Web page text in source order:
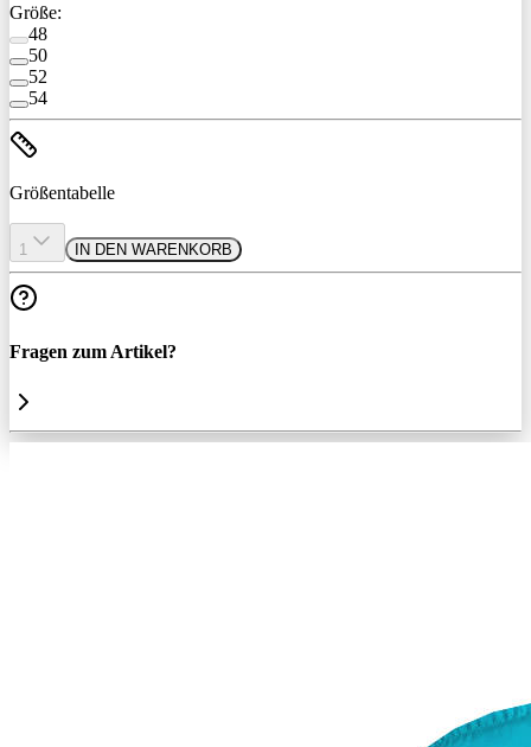
Größe:
48
50
52
54
Größentabelle
1 IN DEN WARENKORB
Fragen zum Artikel?